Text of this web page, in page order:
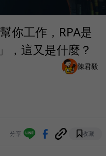
你工作，RPA是
，這又是什麼？
陳君毅
分享 收藏